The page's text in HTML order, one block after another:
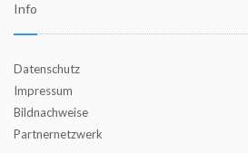
Info
Datenschutz
Impressum
Bildnachweise
Partnernetzwerk